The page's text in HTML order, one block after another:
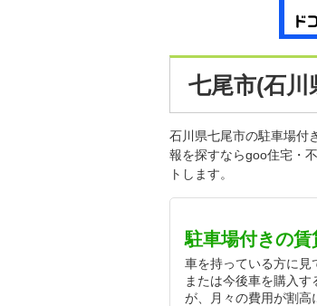
七尾市(石
石川県七尾市の駐車場付
報を探すならgoo住宅・
トします。
駐車場付きの賃
車を持っている方に見
または今後車を購入
が、月々の費用が割高